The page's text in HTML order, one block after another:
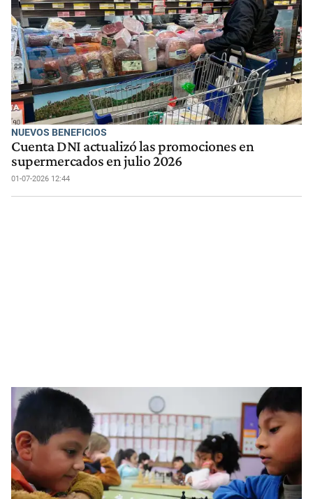
NUEVOS BENEFICIOS
Cuenta DNI actualizó las promociones en
supermercados en julio 2026
01-07-2026 12:44